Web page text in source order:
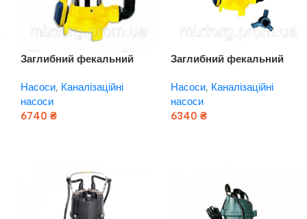
Заглибний фекальний
— 1,5 FURY
Насоси, Каналізаційні
насоси
6740 ₴
Заглибний фекальний
14,4 — 22 — 1,5
Насоси, Каналізаційні
насоси
6340 ₴